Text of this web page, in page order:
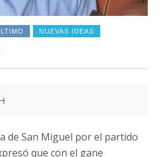
NUEVAS IDEAS
de San Miguel por el partido
que con el gane